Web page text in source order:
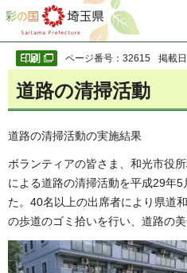
彩の国 埼玉県
ページ番号：32615 掲載
道路の清掃活動
道路の清掃活動の実施結果
ボランティアの皆さま、和光市役
による道路の清掃活動を平成29年
た。40名以上の出席者により県道
の歩道のゴミ拾いを行い、道路の美